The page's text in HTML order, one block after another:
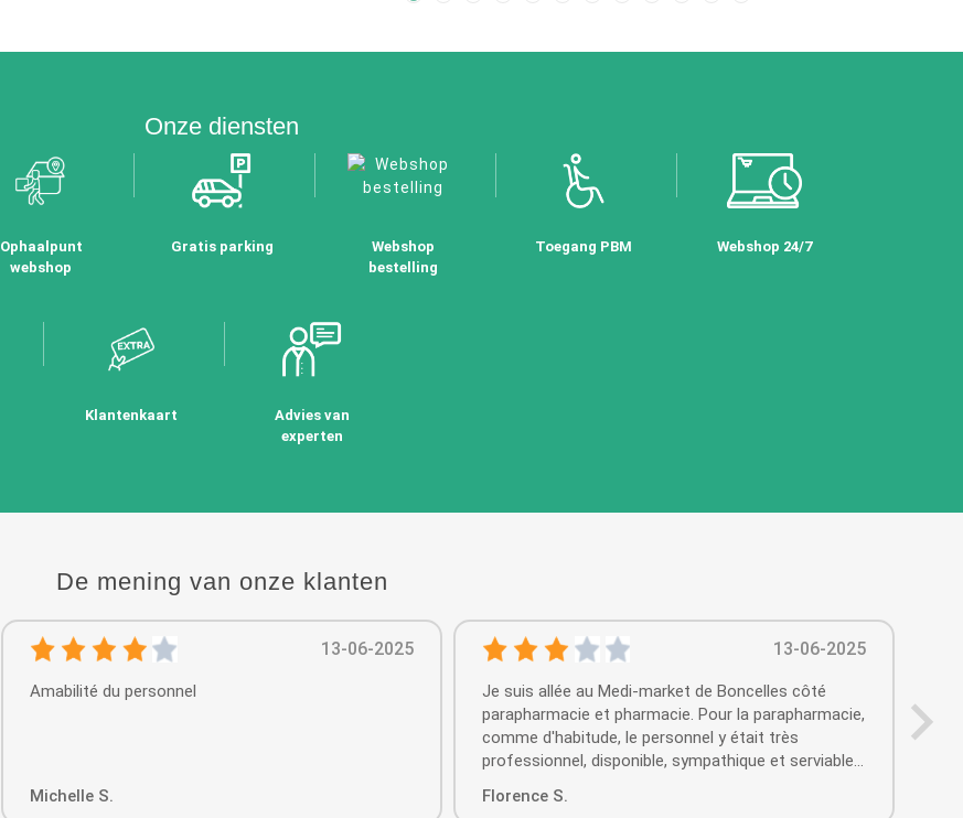
Onze diensten
Ophaalpunt
webshop
Gratis parking
Webshop
bestelling
Toegang PBM Webshop 24/7
Klantenkaart
Advies van
experten
De mening van onze klanten
13-06-2025
Amabilité du personnel
Michelle S.
13-06-2025
Je suis allée au Medi-market de Boncelles côté
parapharmacie et pharmacie. Pour la parapharmacie,
comme d'habitude, le personnel y était très
professionnel, disponible, sympathique et serviable
pharmacie, par contre, c'est une autre histoire. La
Florence S.